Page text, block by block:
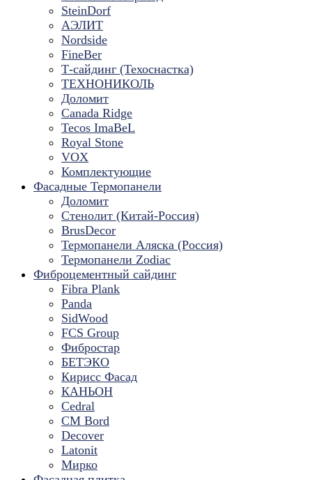
SteinDorf
АЭЛИТ
Nordside
FineBer
Т-сайдинг (Техоснастка)
ТЕХНОНИКОЛЬ
Доломит
Canada Ridge
Tecos ImaBeL
Royal Stone
VOX
Комплектующие
Фасадные Термопанели
Доломит
Стенолит (Китай-Россия)
BrusDecor
Термопанели Аляска (Россия)
Термопанели Zodiac
Фиброцементный сайдинг
Fibra Plank
Panda
SidWood
FCS Group
Фибростар
БЕТЭКО
Кирисс Фасад
КАНЬОН
Cedral
CM Bord
Decover
Latonit
Мирко